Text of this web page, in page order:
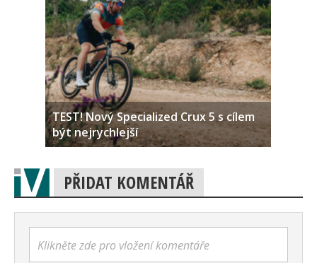
TEST! Nový Specialized Crux 5 s cílem
být nejrychlejší
PŘIDAT KOMENTÁŘ
Klikněte zde pro vložení komentáře